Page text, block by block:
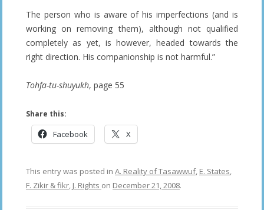
The person who is aware of his imperfections (and is
working on removing them), although not qualified
completely as yet, is however, headed towards the
right direction. His companionship is not harmful.”
Tohfa-tu-shuyukh, page 55
Share this:
Facebook X
This entry was posted in A. Reality of Tasawwuf, E. States,
F. Zikir & fikr, J. Rights on December 21, 2008.